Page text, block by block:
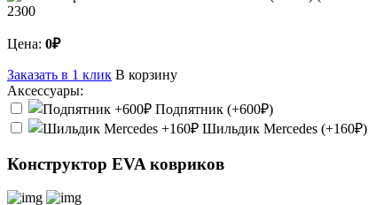
2300
Цена: 0₽
Заказать в 1 клик В корзину
Аксессуары:
Подпятник (+600₽)
Шильдик Mercedes (+160₽)
Конструктор EVA ковриков